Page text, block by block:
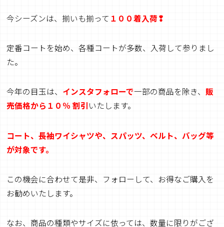
今シーズンは、揃いも揃って １００着入荷❢
定番コートを始め、各種コートが多数、入荷して参りまし
た。
今年の目玉は、 インスタフォローで一部の商品を除き、販
売価格から１０％割引いたします。
コート、長袖ワイシャツや、スパッツ、ベルト、バッグ等
が対象です。
この機会に合わせて是非、フォローして、お得なご購入を
お勧めいたします。
なお、商品の種類やサイズに依っては、数量に限りがござ